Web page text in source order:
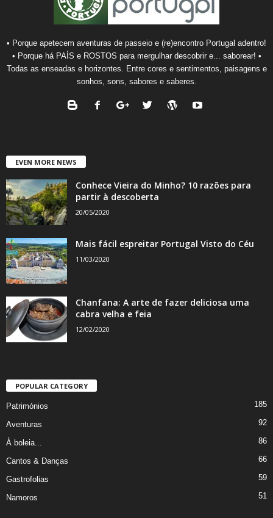
• Porque apetecem aventuras de passeio e (re)encontro Portugal adentro!
• Porque há PAÍS e ROSTOS para mergulhar descobrir e... saborear! •
Todas as enseadas e horizontes. Entre cores e sentimentos, paisagens e
sonhos, sons, sabores e saberes.
EVEN MORE NEWS
Conhece Vieira do Minho? 10 razões para
partir à descoberta
20/05/2020
Mais fácil espreitar Portugal Visto do Céu
11/03/2020
Chanfana: A arte de fazer deliciosa uma
cabra velha e feia
12/02/2020
POPULAR CATEGORY
Patrimónios 185
Aventuras 92
À boleia... 86
Cantos & Danças 66
Gastrofolias 59
Namoros 51